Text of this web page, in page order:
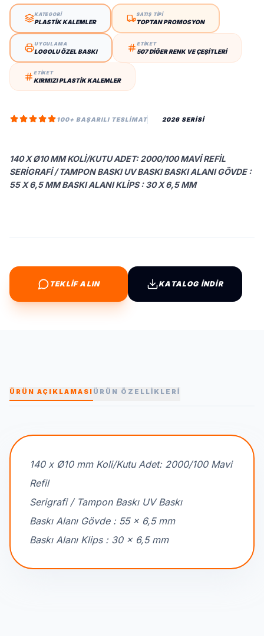
KATEGORİ
PLASTIK KALEMLER
SATIŞ TİPİ
TOPTAN PROMOSYON
UYGULAMA
LOGOLU ÖZEL BASKI
ETİKET
507 DIĞER RENK VE ÇEŞITLERI
ETİKET
KIRMIZI PLASTIK KALEMLER
100+ BAŞARILI TESLIMAT 2026 SERİSİ
140 X Ø10 MM KOLI/KUTU ADET: 2000/100 MAVI REFIL
SERIGRAFI / TAMPON BASKI UV BASKI BASKI ALANI GÖVDE :
55 X 6,5 MM BASKI ALANI KLIPS : 30 X 6,5 MM
TEKLİF ALIN KATALOG İNDİR
ÜRÜN AÇIKLAMASI ÜRÜN ÖZELLİKLERİ
140 x Ø10 mm Koli/Kutu Adet: 2000/100 Mavi
Refil
Serigrafi / Tampon Baskı UV Baskı
Baskı Alanı Gövde : 55 x 6,5 mm
Baskı Alanı Klips : 30 x 6,5 mm